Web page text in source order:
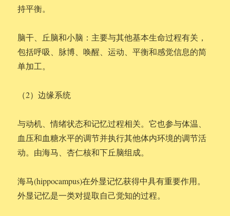
持平衡。
脑干、丘脑和小脑：主要与其他基本生命过程有关，
包括呼吸、脉博、唤醒、运动、平衡和感觉信息的简
单加工。
（2）边缘系统
与动机、情绪状态和记忆过程相关。它也参与体温、
血压和血糖水平的调节并执行其他体内环境的调节活
动。由海马、杏仁核和下丘脑组成。
海马(hippocampus)在外显记忆获得中具有重要作用。
外显记忆是一类对提取自己觉知的过程。